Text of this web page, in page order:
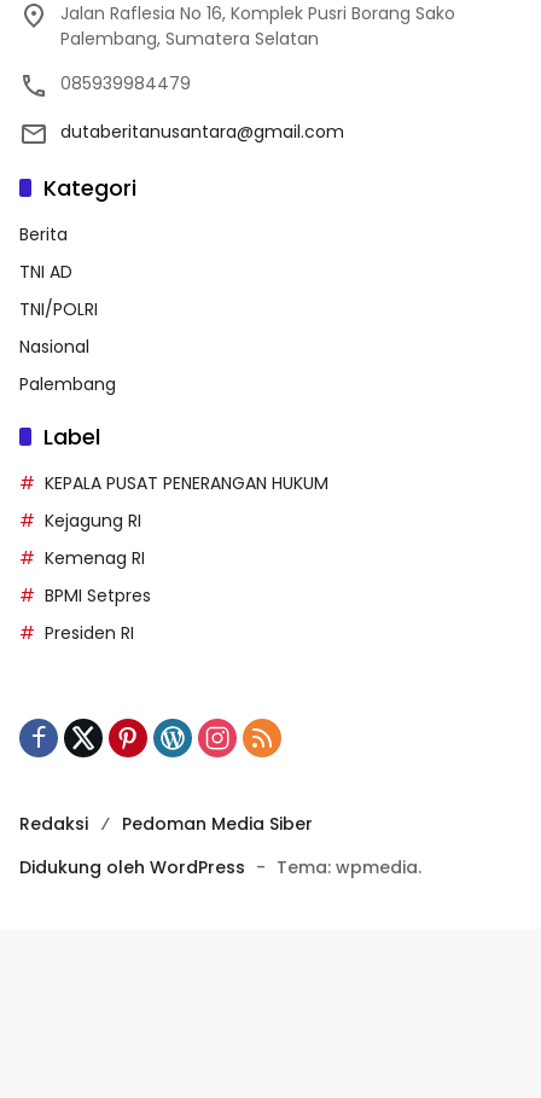
Jalan Raflesia No 16, Komplek Pusri Borang Sako
Palembang, Sumatera Selatan
085939984479
dutaberitanusantara@gmail.com
Kategori
Berita
TNI AD
TNI/POLRI
Nasional
Palembang
Label
KEPALA PUSAT PENERANGAN HUKUM
Kejagung RI
Kemenag RI
BPMI Setpres
Presiden RI
Redaksi
Pedoman Media Siber
Didukung oleh WordPress - Tema: wpmedia.